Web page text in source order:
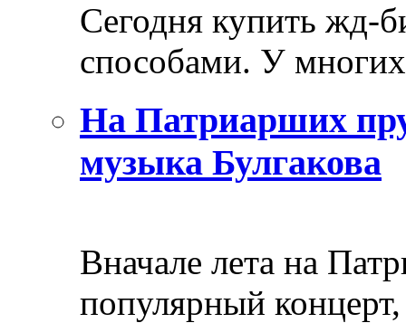
Сегодня купить жд-
способами. У
На Патриарших
музыка Булгакова
Вначале лета на
популярный